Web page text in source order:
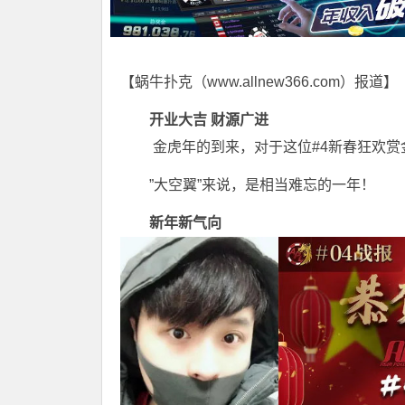
【蜗牛扑克（www.allnew366.com）报道】
开业大吉 财源广进
金虎年的到来，对于这位#4新春狂欢赏
”大空翼”来说，是相当难忘的一年！
新年新气向